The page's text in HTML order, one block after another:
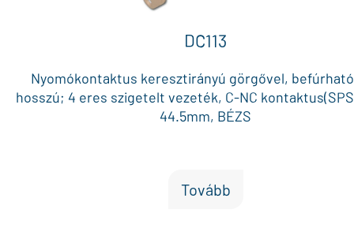
DC113
Nyomókontaktus keresztirányú görgővel,
hosszú; 4 eres szigetelt vezeték, C-NC
44.5mm, BÉZS
Tovább